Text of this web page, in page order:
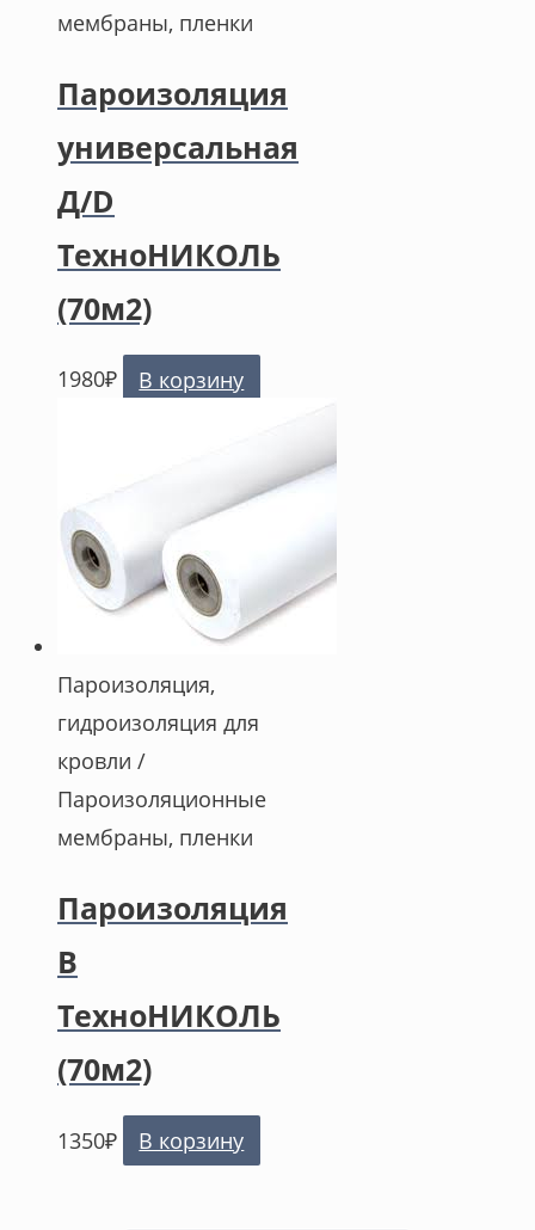
мембраны, пленки
Пароизоляция
универсальная
Д/D
ТехноНИКОЛЬ
(70м2)
1980₽ В корзину
Пароизоляция,
гидроизоляция для
кровли /
Пароизоляционные
мембраны, пленки
Пароизоляция
В
ТехноНИКОЛЬ
(70м2)
1350₽ В корзину